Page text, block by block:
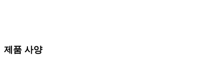
제품 사양